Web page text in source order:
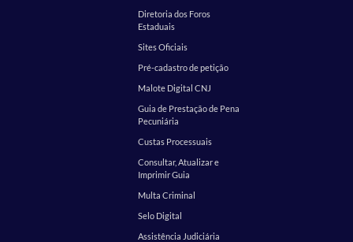
Diretoria dos Foros
Estaduais
Sites Oficiais
Pré-cadastro de petição
Malote Digital CNJ
Guia de Prestação de Pena
Pecuniária
Custas Processuais
Consultar, Atualizar e
Imprimir Guia
Multa Criminal
Selo Digital
Assistência Judiciária